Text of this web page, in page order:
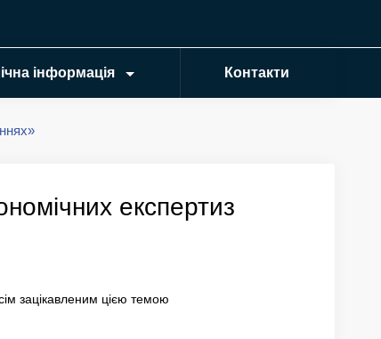
інформація Контакти
експертиз
зацікавленим цією темою